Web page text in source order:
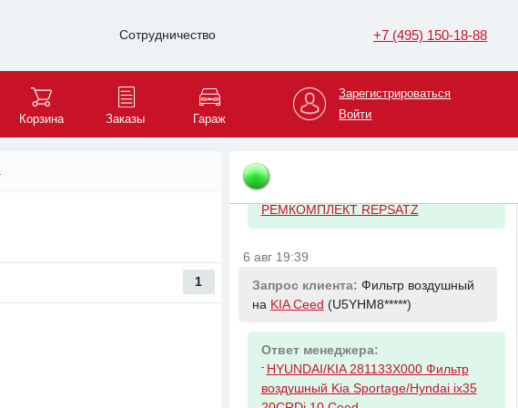
Сотрудничество +7 (495) 150-18-88
Корзина Заказы Гараж
Зарегистрироваться
Войти
1
Запрос клиента:
подшипником наMercedes-Benz 190
Ответ менеджера:
-MERCEDES-BENZ A1244100010
РЕМКОМПЛЕКТ REPSATZ
6 авг 19:39
Запрос клиента: Фильтр воздушный
на KIA Ceed (U5YHM8*****)
Ответ менеджера:
- HYUNDAI/KIA 281133X000 Фильтр
воздушный Kia Sportage/Hyndai ix35